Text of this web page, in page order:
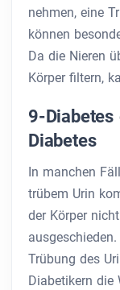
nehmen, eine
können
Da die Nieren
Körper filtern,
9-Diabetes
Diabetes
In manchen
trübem Urin
der Körper
Trübung des
Diabetikern die